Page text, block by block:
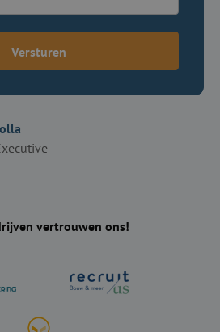
Versturen
vertrouwen ons!